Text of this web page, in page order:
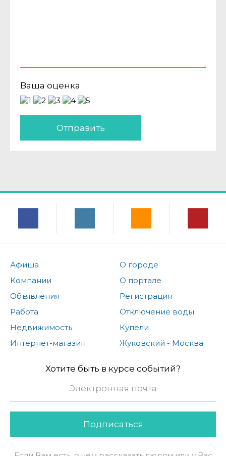
Ваша оценка
Отправить
Афиша
Компании
Объявления
Работа
Недвижимость
Интернет-магазин
О городе
О портале
Регистрация
Отключение воды
Купели
Жуковский - Москва
Хотите быть в курсе событий?
Подписаться